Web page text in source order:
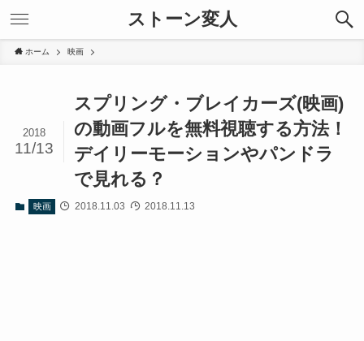
ストーン変人
ホーム 映画
スプリング・ブレイカーズ(映画)
の動画フルを無料視聴する方法！
デイリーモーションやパンドラ
で見れる？
2018
11/13
映画 2018.11.03 2018.11.13